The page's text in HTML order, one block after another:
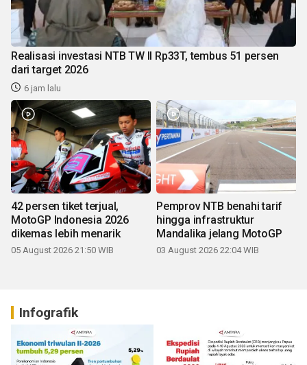
Realisasi investasi NTB TW II Rp33T, tembus 51 persen
dari target 2026
6 jam lalu
42 persen tiket terjual,
MotoGP Indonesia 2026
dikemas lebih menarik
05 August 2026 21:50 WIB
Pemprov NTB benahi tarif
hingga infrastruktur
Mandalika jelang MotoGP
03 August 2026 22:04 WIB
Infografik